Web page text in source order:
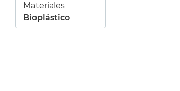
Materiales
Bioplástico